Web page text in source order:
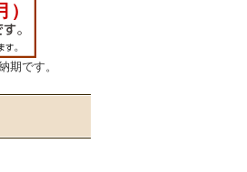
期です。